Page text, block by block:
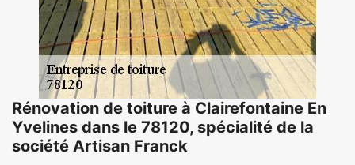
Rénovation de toiture à Clairefontaine En
Yvelines dans le 78120, spécialité de la
société Artisan Franck